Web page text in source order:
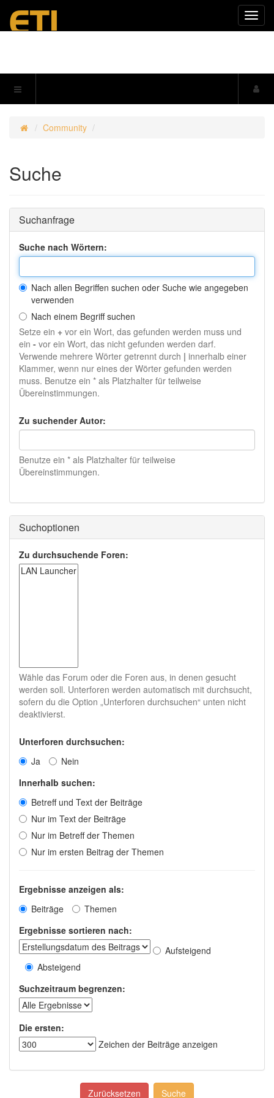
Community
Suche
Suchanfrage
Suche nach Wörtern:
Nach allen Begriffen suchen oder Suche wie angegeben
verwenden
Nach einem Begriff suchen
Setze ein + vor ein Wort, das gefunden werden muss und
ein - vor ein Wort, das nicht gefunden werden darf.
Verwende mehrere Wörter getrennt durch | innerhalb einer
Klammer, wenn nur eines der Wörter gefunden werden
muss. Benutze ein * als Platzhalter für teilweise
Übereinstimmungen.
Zu suchender Autor:
Benutze ein * als Platzhalter für teilweise
Übereinstimmungen.
Suchoptionen
Zu durchsuchende Foren:
Wähle das Forum oder die Foren aus, in denen gesucht
werden soll. Unterforen werden automatisch mit durchsucht,
sofern du die Option „Unterforen durchsuchen“ unten nicht
deaktivierst.
Unterforen durchsuchen:
Ja
Nein
Innerhalb suchen:
Betreff und Text der Beiträge
Nur im Text der Beiträge
Nur im Betreff der Themen
Nur im ersten Beitrag der Themen
Ergebnisse anzeigen als:
Beiträge
Themen
Ergebnisse sortieren nach:
Aufsteigend
Absteigend
Suchzeitraum begrenzen:
Die ersten:
Zeichen der Beiträge anzeigen